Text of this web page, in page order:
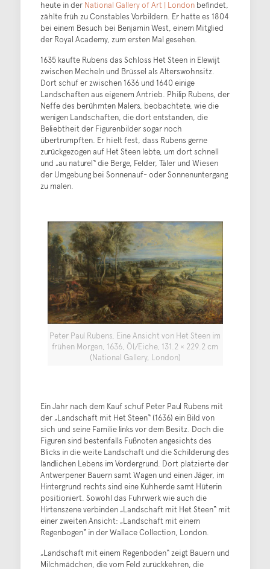
heute in der National Gallery of Art | Londonbefindet,
zählte früh zu Constables Vorbildern. Er hatte es 1804
bei einem Besuch bei Benjamin West, einem Mitglied
der Royal Academy, zum ersten Mal gesehen.
1635 kaufte Rubens das Schloss Het Steen in Elewijt
zwischen Mecheln und Brüssel als Alterswohnsitz.
Dort schuf er zwischen 1636 und 1640 einige
Landschaften aus eigenem Antrieb. Philip Rubens, der
Neffe des berühmten Malers, beobachtete, wie die
wenigen Landschaften, die dort entstanden, die
Beliebtheit der Figurenbilder sogar noch
übertrumpften. Er hielt fest, dass Rubens gerne
zurückgezogen auf Het Steen lebte, um dort schnell
und „au naturel“ die Berge, Felder, Täler und Wiesen
der Umgebung bei Sonnenauf- oder Sonnenuntergang
zu malen.
Peter Paul Rubens, Eine Ansicht von Het Steen im
frühen Morgen, 1636, Öl/Eiche, 131.2 × 229.2 cm
(National Gallery, London)
Ein Jahr nach dem Kauf schuf Peter Paul Rubens mit
der „Landschaft mit Het Steen“ (1636) ein Bild von
sich und seine Familie links vor dem Besitz. Doch die
Figuren sind bestenfalls Fußnoten angesichts des
Blicks in die weite Landschaft und die Schilderung des
ländlichen Lebens im Vordergrund. Dort platzierte der
Antwerpener Bauern samt Wagen und einen Jäger, im
Hintergrund rechts sind eine Kuhherde samt Hüterin
positioniert. Sowohl das Fuhrwerk wie auch die
Hirtenszene verbinden „Landschaft mit Het Steen“ mit
einer zweiten Ansicht: „Landschaft mit einem
Regenbogen“ in der Wallace Collection, London.
„Landschaft mit einem Regenboden“ zeigt Bauern und
Milchmädchen, die vom Feld zurückkehren, die